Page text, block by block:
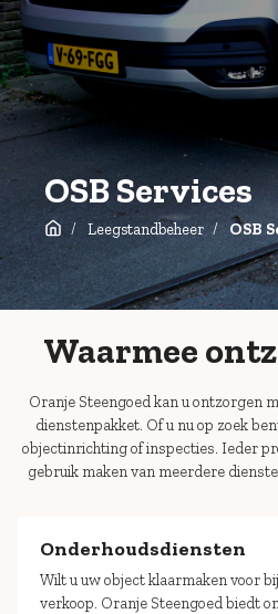
OSB Services
Leegstandbeheer OSB
Waarmee
Oranje Steengoed kan u ontzorgen
dienstenpakket. Of u nu op zoek
objectinrichting of inspecties. Ieder
gebruik maken van meerdere
Onderhoudsdiensten
Wilt u uw object klaarmaken voor
verkoop. Oranje Steengoed biedt